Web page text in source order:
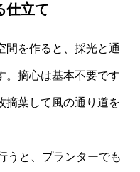
仕立て
間を作ると、採光と通
。摘心は基本不要です
摘葉して風の通り道を
うと、プランターでも